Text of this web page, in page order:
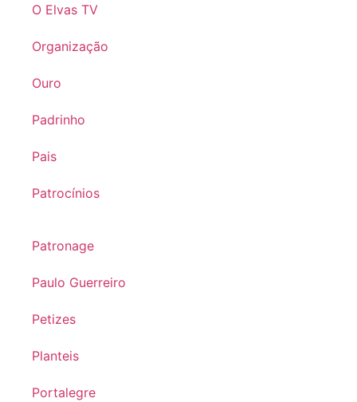
O Elvas TV
Organização
Ouro
Padrinho
Pais
Patrocínios
Patronage
Paulo Guerreiro
Petizes
Planteis
Portalegre